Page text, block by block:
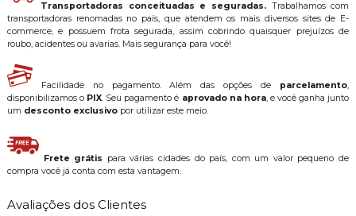
Transportadoras conceituadas e seguradas. Trabalhamos com
transportadoras renomadas no país, que atendem os mais diversos sites de E-
commerce, e possuem frota segurada, assim cobrindo quaisquer prejuízos de
roubo, acidentes ou avarias. Mais segurança para você!
Facilidade no pagamento. Além das opções de parcelamento,
disponibilizamos o PIX. Seu pagamento é aprovado na hora, e você ganha junto
um desconto exclusivopor utilizar este meio.
Frete grátis para várias cidades do país, com um valor pequeno de
compra você já conta com esta vantagem.
Avaliações dos Clientes